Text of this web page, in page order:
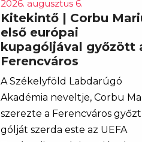
2026. augusztus 6.
Kitekintő | Corbu
első európai
kupagóljával győzött
Ferencváros
A Székelyföld Labdarúgó
Akadémia neveltje, Corbu
szerezte a Ferencváros
gólját szerda este az UEFA